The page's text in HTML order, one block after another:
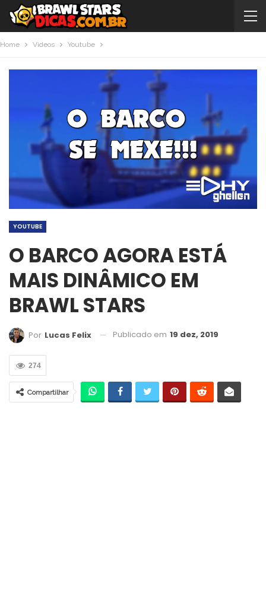
Home Videos Youtube
YOUTUBE
O BARCO AGORA ESTÁ
MAIS DINÂMICO EM
BRAWL STARS
Por Lucas Felix Publicado em 19 dez, 2019
274
Compartilhar